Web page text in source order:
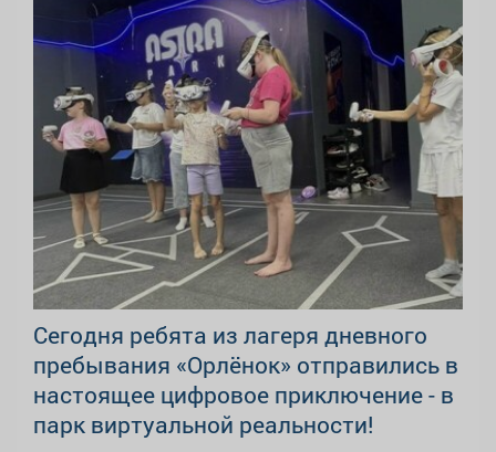
Сегодня ребята из лагеря дневного
пребывания «Орлёнок» отправились в
настоящее цифровое приключение - в
парк виртуальной реальности!